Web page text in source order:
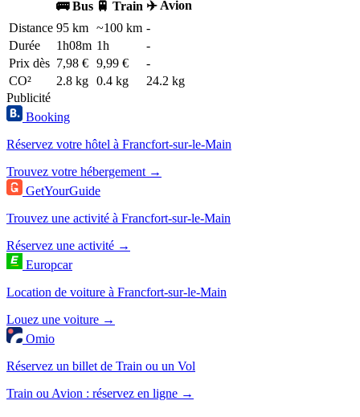
🚌 Bus 🚆 Train ✈️ Avion
Distance 95 km ~100 km -
Durée
1h08m 1h
-
Prix dès 7,98 € 9,99 €
-
CO²
2.8 kg 0.4 kg
24.2 kg
Publicité
Booking
Réservez votre hôtel à Francfort-sur-le-Main
Trouvez votre hébergement →
GetYourGuide
Trouvez une activité à Francfort-sur-le-Main
Réservez une activité →
Europcar
Location de voiture à Francfort-sur-le-Main
Louez une voiture →
Omio
Réservez un billet de Train ou un Vol
Train ou Avion : réservez en ligne →